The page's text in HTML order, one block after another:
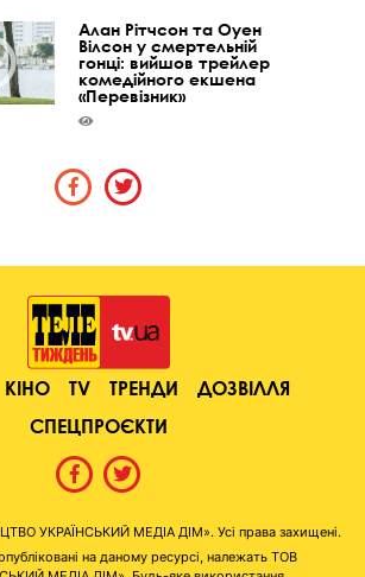
Алан Рітчсон та Оуен
Вілсон у смертельній
гонці: вийшов трейлер
комедійного екшена
«Перевізник»
КІНО TV ТРЕНДИ
ДОЗВІЛЛЯ
СПЕЦПРОЄКТИ
УКРАЇНСЬКИЙ МЕДІА ДІМ». Усі права захищені.
на даному ресурсі, належать ТОВ